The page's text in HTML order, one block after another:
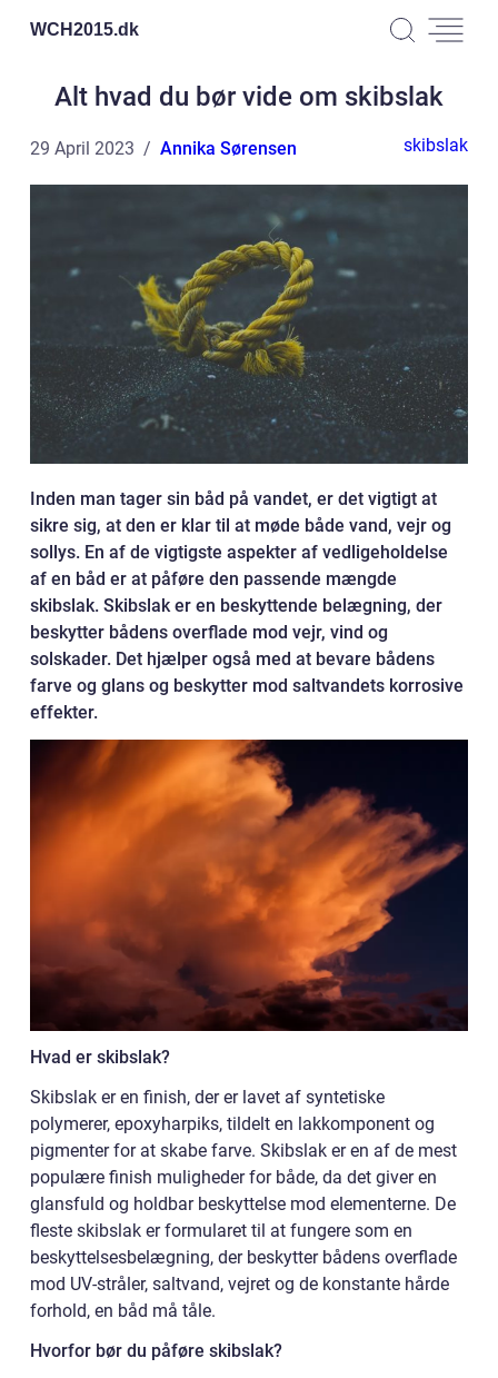
WCH2015.dk
Alt hvad du bør vide om skibslak
29 April 2023 Annika Sørensen skibslak
Inden man tager sin båd på vandet, er det vigtigt at
sikre sig, at den er klar til at møde både vand, vejr og
sollys. En af de vigtigste aspekter af vedligeholdelse
af en båd er at påføre den passende mængde
skibslak. Skibslak er en beskyttende belægning, der
beskytter bådens overflade mod vejr, vind og
solskader. Det hjælper også med at bevare bådens
farve og glans og beskytter mod saltvandets korrosive
effekter.
Hvad er skibslak?
Skibslak er en finish, der er lavet af syntetiske
polymerer, epoxyharpiks, tildelt en lakkomponent og
pigmenter for at skabe farve. Skibslak er en af de mest
populære finish muligheder for både, da det giver en
glansfuld og holdbar beskyttelse mod elementerne. De
fleste skibslak er formularet til at fungere som en
beskyttelsesbelægning, der beskytter bådens overflade
mod UV-stråler, saltvand, vejret og de konstante hårde
forhold, en båd må tåle.
Hvorfor bør du påføre skibslak?